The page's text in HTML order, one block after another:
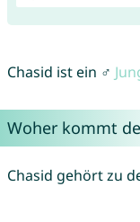
Chasid ist ein ♂
Woher kommt
Chasid gehört zu